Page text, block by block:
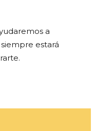
a
estará